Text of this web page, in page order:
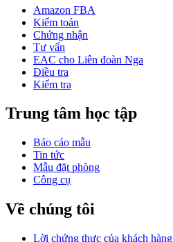
Amazon FBA
Kiểm toán
Chứng nhận
Tư vấn
EAC cho Liên đoàn Nga
Điều tra
Kiểm tra
Trung tâm học tập
Báo cáo mẫu
Tin tức
Mẫu đặt phòng
Công cụ
Về chúng tôi
Lời chứng thực của khách hàng